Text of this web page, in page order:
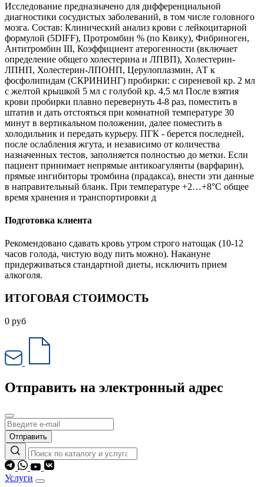
Исследование предназначено для дифференциальной
диагностики сосудистых заболеваний, в том числе головного
мозга. Состав: Клинический анализ крови с лейкоцитарной
формулой (5DIFF), Протрoмбин % (по Квику), Фибриноген,
Антитромбин III, Коэффициент атерогенности (включает
определение общего холестерина и ЛПВП), Холестерин-
ЛПНП, Холестерин-ЛПОНП, Церулоплазмин, АТ к
фосфолипидам (СКРИНИНГ) пробирки: с сиреневой кр. 2 мл
с желтой крышкой 5 мл с голубой кр. 4,5 мл После взятия
крови пробирки плавно перевернуть 4-8 раз, поместить в
штатив и дать отстояться при комнатной температуре 30
минут в вертикальном положении, далее поместить в
холодильник и передать курьеру. ПГК - берется последней,
после ослабления жгута, и независимо от количества
назначенных тестов, заполняется полностью до метки. Если
пациент принимает непрямые антикоагулянты (варфарин),
прямые ингибиторы тромбина (прадакса), внести эти данные
в направительный бланк. При температуре +2…+8°С общее
время хранения и транспортировки д
Подготовка клиента
Рекомендовано сдавать кровь утром строго натощак (10-12
часов голода, чистую воду пить можно). Накануне
придерживаться стандартной диеты, исключить прием
алкоголя.
ИТОГОВАЯ СТОИМОСТЬ
0 руб
Отправить на электронный адрес
Отправить
Услуги